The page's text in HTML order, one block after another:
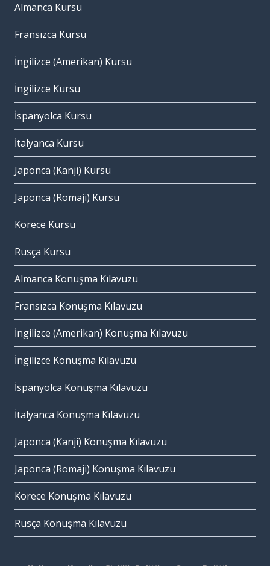
Almanca Kursu
Fransızca Kursu
İngilizce (Amerikan) Kursu
İngilizce Kursu
İspanyolca Kursu
İtalyanca Kursu
Japonca (Kanji) Kursu
Japonca (Romaji) Kursu
Korece Kursu
Rusça Kursu
Almanca Konuşma Kılavuzu
Fransızca Konuşma Kılavuzu
İngilizce (Amerikan) Konuşma Kılavuzu
İngilizce Konuşma Kılavuzu
İspanyolca Konuşma Kılavuzu
İtalyanca Konuşma Kılavuzu
Japonca (Kanji) Konuşma Kılavuzu
Japonca (Romaji) Konuşma Kılavuzu
Korece Konuşma Kılavuzu
Rusça Konuşma Kılavuzu